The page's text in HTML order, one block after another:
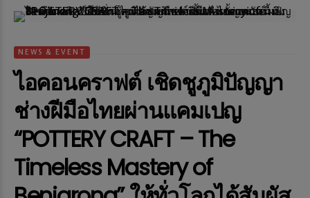
NEWS & EVENT
ไอคอนคราฟต์ เชิดชูภูมิปัญญา
ช่างฝีมือไทยผ่านแคมเปญ
“POTTERY CRAFT – The
Timeless Mastery of